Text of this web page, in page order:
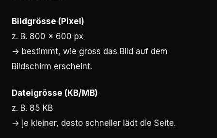
Bildgrösse (Pixel)
z. B. 800 × 600 px
→ bestimmt, wie gross das Bild auf dem
Bildschirm erscheint.
Dateigrösse (KB/MB)
z. B. 85 KB
→ je kleiner, desto schneller lädt die Seite.